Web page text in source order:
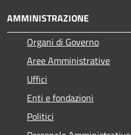
AMMINISTRAZIONE
Organi di Governo
Aree Amministrative
Uffici
Enti e fondazioni
Politici